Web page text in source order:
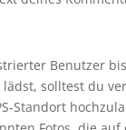
Benutzer
solltest du
Standort